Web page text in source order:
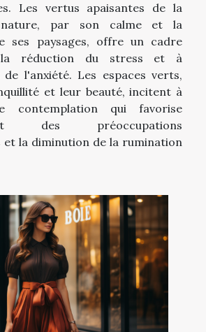
Les vertus apaisantes de la
par son calme et la
ses paysages, offre un cadre
réduction du stress et à
de l'anxiété. Les espaces verts,
et leur beauté, incitent à
qui favorise
des préoccupations
et la diminution de la rumination